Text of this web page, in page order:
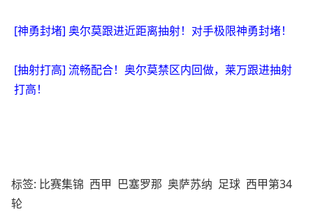
[神勇封堵] 奥尔莫跟进近距离抽射！对手极限神勇封堵！
[抽射打高] 流畅配合！奥尔莫禁区内回做，莱万跟进抽射
打高！
标签: 比赛集锦 西甲 巴塞罗那 奥萨苏纳 足球 西甲第34
轮